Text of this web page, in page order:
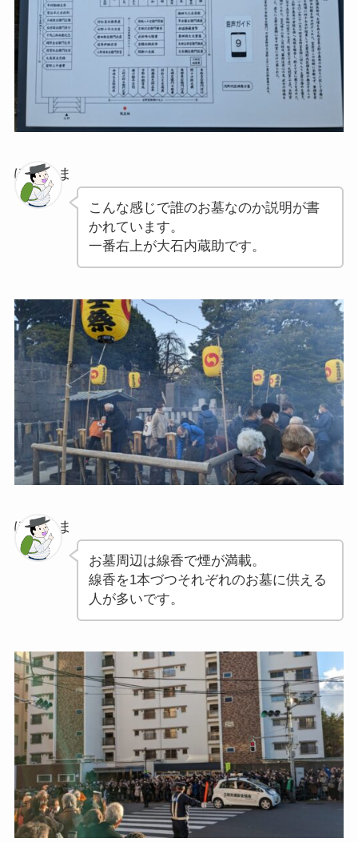
ぽちゃま
こんな感じで誰のお墓なのか説明が書
かれています。
一番右上が大石内蔵助です。
ぽちゃま
お墓周辺は線香で煙が満載。
線香を1本づつそれぞれのお墓に供える
人が多いです。